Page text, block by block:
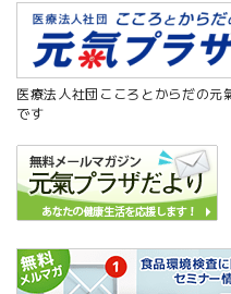
医療法人社団こころとからだの
です